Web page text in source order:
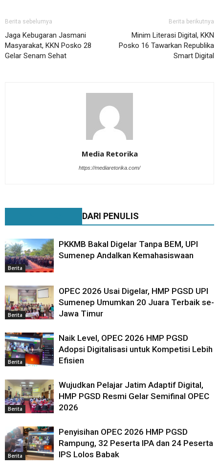
Berita sebelumya
Jaga Kebugaran Jasmani
Masyarakat, KKN Posko 28
Gelar Senam Sehat
Berita berikutnya
Minim Literasi Digital, KKN
Posko 16 Tawarkan Republika
Smart Digital
Media Retorika
https://mediaretorika.com/
DARI PENULIS
Berita
PKKMB Bakal Digelar Tanpa BEM, UPI
Sumenep Andalkan Kemahasiswaan
Berita
OPEC 2026 Usai Digelar, HMP PGSD UPI
Sumenep Umumkan 20 Juara Terbaik se-
Jawa Timur
Berita
Naik Level, OPEC 2026 HMP PGSD
Adopsi Digitalisasi untuk Kompetisi Lebih
Efisien
Berita
Wujudkan Pelajar Jatim Adaptif Digital,
HMP PGSD Resmi Gelar Semifinal OPEC
2026
Berita
Penyisihan OPEC 2026 HMP PGSD
Rampung, 32 Peserta IPA dan 24 Peserta
IPS Lolos Babak